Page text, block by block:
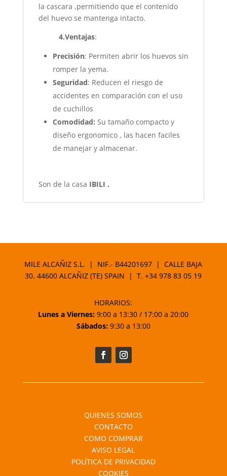
la cascara ,permitiendo que el contenido
del huevo se mantenga intacto.
4.Ventajas:
Precisión: Permiten abrir los huevos sin
romper la yema.
Seguridad: Reducen el riesgo de
accidentes en comparación con el uso
de cuchillos
Comodidad: Su tamaño compacto y
diseño ergonomico , las hacen faciles
de manejar y almacenar.
Son de la casa IBILI .
MILE ALCAÑIZ S.L. | NIF.- B44201697 | CALLE BAJA
30. 44600 ALCAÑIZ (TE) SPAIN | T.+34 978 83 05 19
HORARIOS:
Lunes a Viernes: 9:00 a 13:30 / 17:00 a 20:00
Sábados:9:30 a 13:00
QUIENES SOMOS
CONTACTO
COMO COMPRAR
AVISO LEGAL
POLÍTICA DE PRIVACIDAD
COOKIES